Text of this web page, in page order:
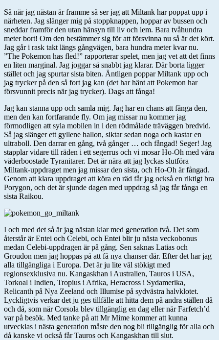
Så när jag nästan är framme så ser jag att Miltank har poppat upp i
närheten. Jag slänger mig på stoppknappen, hoppar av bussen och
sneddar framför den utan hänsyn till liv och lem. Bara tvåhundra
meter bort! Om den bestämmer sig för att försvinna nu så är det kört.
Jag går i rask takt längs gångvägen, bara hundra meter kvar nu.
”The Pokemon has fled!” rapporterar spelet, men jag vet att det finns
en liten marginal. Jag joggar så snabbt jag klarar. Där borta ligger
stället och jag spurtar sista biten. Äntligen poppar Miltank upp och
jag trycker på den så fort jag kan (det har hänt att Pokemon har
försvunnit precis när jag trycker). Dags att fånga!
Jag kan stanna upp och samla mig. Jag har en chans att fånga den,
men den kan fortfarande fly. Om jag missar nu kommer jag
förmodligen att syla mobilen in i den rödmålade träväggen bredvid.
Så jag slänger ett gyllene hallon, siktar sedan noga och kastar en
ultraboll. Den darrar en gång, två gånger … och fångad! Seger! Jag
stapplar vidare till räden i ett segerrus och vi mosar Ho-Oh med våra
väderboostade Tyranitarer. Det är nära att jag lyckas slutföra
Miltank-uppdraget men jag missar den sista, och Ho-Oh är fångad.
Genom att klara uppdraget att köra en räd får jag också en riktigt bra
Porygon, och det är sjunde dagen med uppdrag så jag får fånga en
sista Raikou.
I och med det så är jag nästan klar med generation två. Det som
återstår är Entei och Celebi, och Entei blir ju nästa veckobonus
medan Celebi-uppdragen är på gång. Sen saknas Latias och
Groudon men jag hoppas på att få nya chanser där. Efter det har jag
alla tillgängliga i Europa. Det är ju lite väl stökigt med
regionsexklusiva nu. Kangaskhan i Australien, Tauros i USA,
Torkoal i Indien, Tropius i Afrika, Heracross i Sydamerika,
Relicanth på Nya Zeeland och Illumise på sydvästra halvklotet.
Lyckligtvis verkar det ju ges tillfälle att hitta dem på andra ställen då
och då, som när Corsola blev tillgänglig en dag eller när Farfetch’d
var på besök. Med tanke på att Mr Mime kommer att kunna
utvecklas i nästa generation måste den nog bli tillgänglig för alla och
då kanske vi också får Tauros och Kangaskhan till slut.